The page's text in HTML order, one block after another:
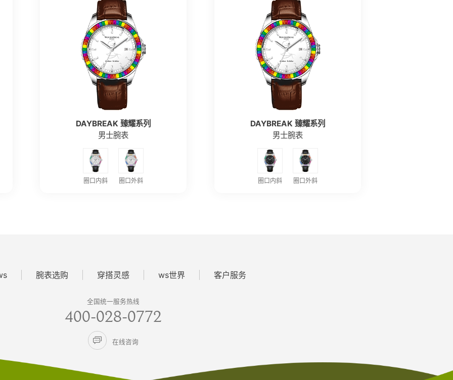
DAYBREAK 臻耀系列
男士腕表
圈口内斜 圈口外斜
DAYBREAK 臻耀系列
男士腕表
圈口内斜 圈口外斜
腕表选购 穿搭灵感 ws世界 客户服务
全国统一服务热线
400-028-0772
 在线咨询